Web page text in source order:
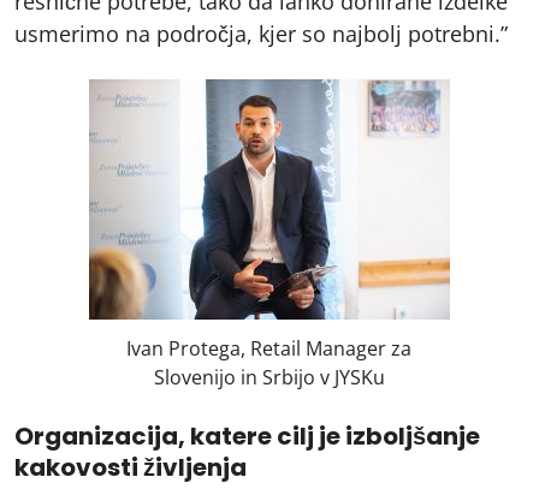
usmerimo na področja, kjer so najbolj potrebni.”
Ivan Protega, Retail Manager za
Slovenijo in Srbijo v JYSKu
Organizacija, katere cilj je izboljšanje
kakovosti življenja